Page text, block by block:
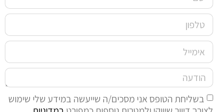
בשליחת הטופס אני מסכים/ה שייעשה במידע שלי שימוש